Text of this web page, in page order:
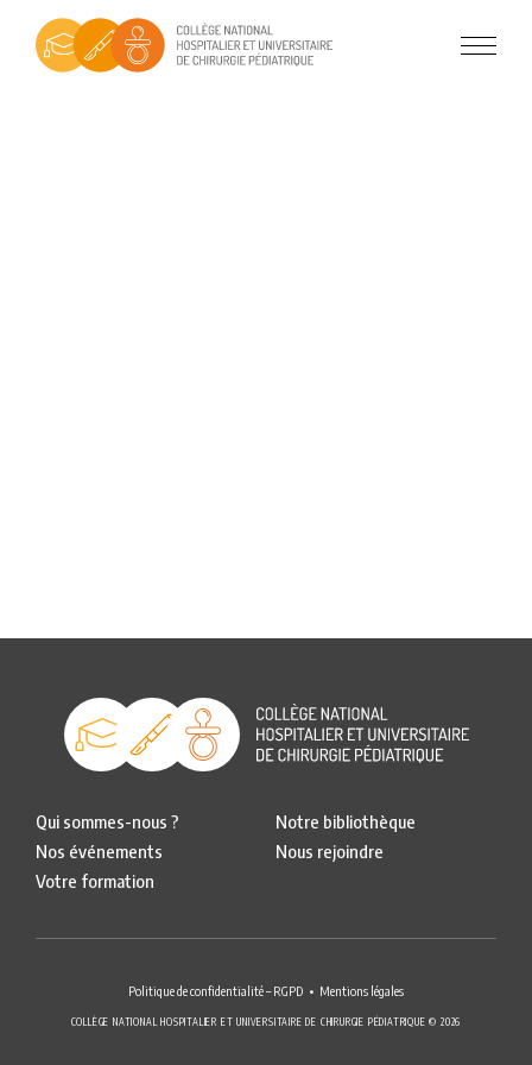
Qui sommes-nous ?
Nos événements
Votre formation
Notre bibliothèque
Nous rejoindre
Politique de confidentialité – RGPD Mentions légales
COLLÈGE NATIONAL HOSPITALIER ET UNIVERSITAIRE DE CHIRURGIE PÉDIATRIQUE © 2026